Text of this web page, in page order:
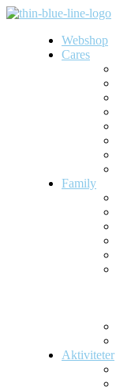
Webshop
Cares
Family
Aktiviteter